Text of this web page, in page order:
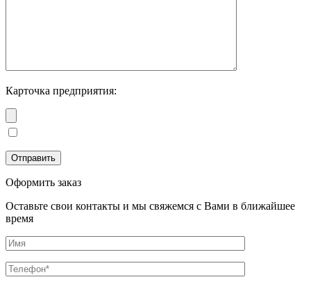
Карточка предприятия:
Оформить заказ
Оставьте свои контакты и мы свяжемся с Вами в ближайшее
время